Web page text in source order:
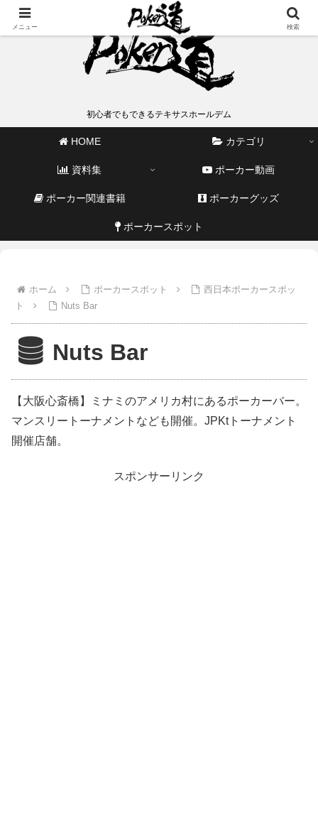
初心者でもできるテキサスホールデム
HOME カテゴリ
資料集 ポーカー動画
ポーカー関連書籍 ポーカーグッズ
ポーカースポット
ホーム ポーカースポット
西日本ポーカースポッ
ト
Nuts Bar
Nuts Bar
【大阪心斎橋】ミナミのアメリカ村にあるポーカーバー。
マンスリートーナメントなども開催。JPKtトーナメント
開催店舗。
スポンサーリンク
メニュー 検索